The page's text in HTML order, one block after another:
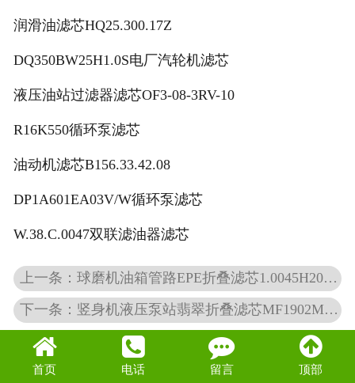
润滑油滤芯HQ25.300.17Z
DQ350BW25H1.0S电厂汽轮机滤芯
液压油站过滤器滤芯OF3-08-3RV-10
R16K550循环泵滤芯
油动机滤芯B156.33.42.08
DP1A601EA03V/W循环泵滤芯
W.38.C.0047双联滤油器滤芯
上一条：球磨机油箱管路EPE折叠滤芯1.0045H20XL-C00-0-M
下一条：竖身机液压泵站翡翠折叠滤芯MF1902M90HB
首页 电话 留言 顶部